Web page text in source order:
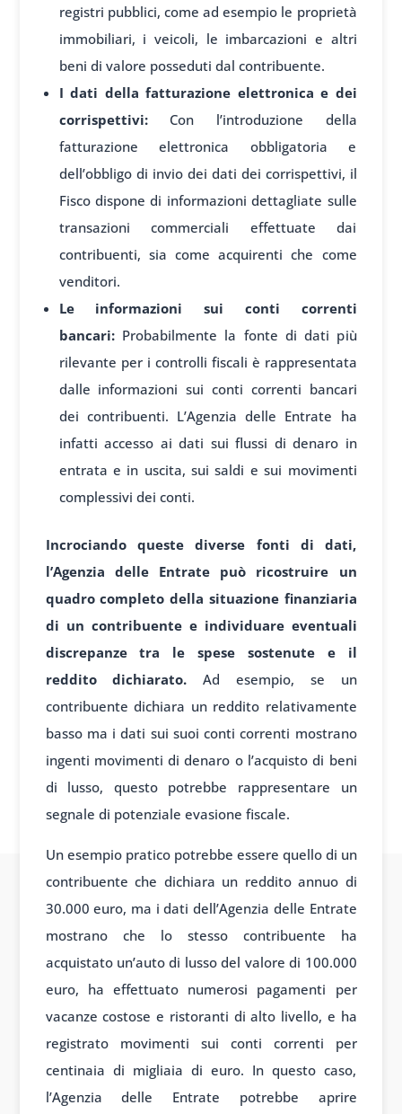
registri pubblici, come ad esempio le proprietà
immobiliari, i veicoli, le imbarcazioni e altri
beni di valore posseduti dal contribuente.
I dati della fatturazione elettronica e dei
corrispettivi:Con l’introduzione della
fatturazione elettronica obbligatoria e
dell’obbligo di invio dei dati dei corrispettivi, il
Fisco dispone di informazioni dettagliate sulle
transazioni commerciali effettuate dai
contribuenti, sia come acquirenti che come
venditori.
Le informazioni sui conti correnti
bancari:Probabilmente la fonte di dati più
rilevante per i controlli fiscali è rappresentata
dalle informazioni sui conti correnti bancari
dei contribuenti. L’Agenzia delle Entrate ha
infatti accesso ai dati sui flussi di denaro in
entrata e in uscita, sui saldi e sui movimenti
complessivi dei conti.
Incrociando queste diverse fonti di dati,
l’Agenzia delle Entrate può ricostruire un
quadro completo della situazione finanziaria
di un contribuente e individuare eventuali
discrepanze tra le spese sostenute e il
reddito dichiarato. Ad esempio, se un
contribuente dichiara un reddito relativamente
basso ma i dati sui suoi conti correnti mostrano
ingenti movimenti di denaro o l’acquisto di beni
di lusso, questo potrebbe rappresentare un
segnale di potenziale evasione fiscale.
Un esempio pratico potrebbe essere quello di un
contribuente che dichiara un reddito annuo di
30.000 euro, ma i dati dell’Agenzia delle Entrate
mostrano che lo stesso contribuente ha
acquistato un’auto di lusso del valore di 100.000
euro, ha effettuato numerosi pagamenti per
vacanze costose e ristoranti di alto livello, e ha
registrato movimenti sui conti correnti per
centinaia di migliaia di euro. In questo caso,
l’Agenzia delle Entrate potrebbe aprire